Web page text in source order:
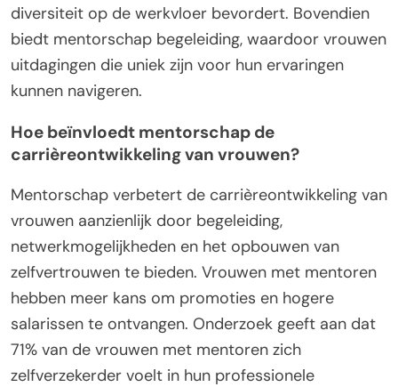
diversiteit op de werkvloer bevordert. Bovendien
biedt mentorschap begeleiding, waardoor vrouwen
uitdagingen die uniek zijn voor hun ervaringen
kunnen navigeren.
Hoe beïnvloedt mentorschap de
carrièreontwikkeling van vrouwen?
Mentorschap verbetert de carrièreontwikkeling van
vrouwen aanzienlijk door begeleiding,
netwerkmogelijkheden en het opbouwen van
zelfvertrouwen te bieden. Vrouwen met mentoren
hebben meer kans om promoties en hogere
salarissen te ontvangen. Onderzoek geeft aan dat
71% van de vrouwen met mentoren zich
zelfverzekerder voelt in hun professionele